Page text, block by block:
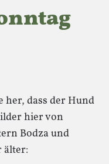
her, dass der Hund
hier von
Bodza und
älter: